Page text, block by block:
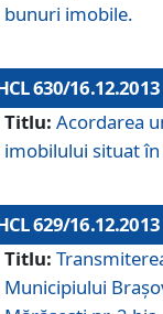
bunuri imobile.
630/16.12.2013
Titlu: Acordarea
imobilului situat în
629/16.12.2013
Titlu:
Municipiului